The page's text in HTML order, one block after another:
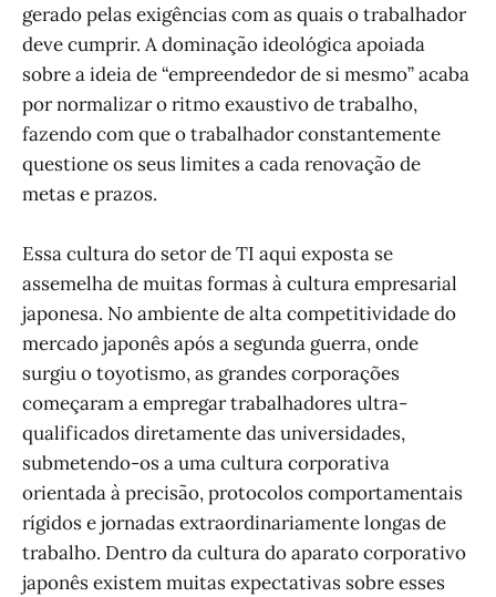
gerado pelas exigências com as quais o trabalhador
deve cumprir. A dominação ideológica apoiada
sobre a ideia de “empreendedor de si mesmo” acaba
por normalizar o ritmo exaustivo de trabalho,
fazendo com que o trabalhador constantemente
questione os seus limites a cada renovação de
metas e prazos.
Essa cultura do setor de TI aqui exposta se
assemelha de muitas formas à cultura empresarial
japonesa. No ambiente de alta competitividade do
mercado japonês após a segunda guerra, onde
surgiu o toyotismo, as grandes corporações
começaram a empregar trabalhadores ultra-
qualificados diretamente das universidades,
submetendo-os a uma cultura corporativa
orientada à precisão, protocolos comportamentais
rígidos e jornadas extraordinariamente longas de
trabalho. Dentro da cultura do aparato corporativo
japonês existem muitas expectativas sobre esses